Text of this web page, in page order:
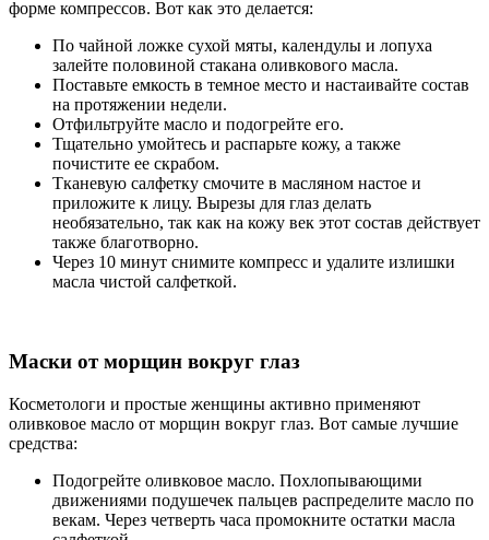
форме компрессов. Вот как это делается:
По чайной ложке сухой мяты, календулы и лопуха
залейте половиной стакана оливкового масла.
Поставьте емкость в темное место и настаивайте состав
на протяжении недели.
Отфильтруйте масло и подогрейте его.
Тщательно умойтесь и распарьте кожу, а также
почистите ее скрабом.
Тканевую салфетку смочите в масляном настое и
приложите к лицу. Вырезы для глаз делать
необязательно, так как на кожу век этот состав действует
также благотворно.
Через 10 минут снимите компресс и удалите излишки
масла чистой салфеткой.
Маски от морщин вокруг глаз
Косметологи и простые женщины активно применяют
оливковое масло от морщин вокруг глаз. Вот самые лучшие
средства:
Подогрейте оливковое масло. Похлопывающими
движениями подушечек пальцев распределите масло по
векам. Через четверть часа промокните остатки масла